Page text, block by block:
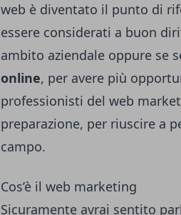
web è diventato il punto di
essere considerati a buon
ambito aziendale oppure se
online, per avere più
professionisti del web
preparazione, per riuscire a
campo.
Cos’è il web marketing
Sicuramente avrai sentito